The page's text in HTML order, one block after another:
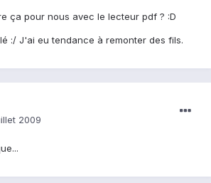
ça pour nous avec le lecteur pdf ? :D
:/ J'ai eu tendance à remonter des fils.
2009